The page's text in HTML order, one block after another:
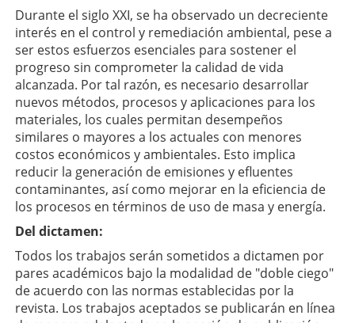
Durante el siglo XXI, se ha observado un decreciente
interés en el control y remediación ambiental, pese a
ser estos esfuerzos esenciales para sostener el
progreso sin comprometer la calidad de vida
alcanzada. Por tal razón, es necesario desarrollar
nuevos métodos, procesos y aplicaciones para los
materiales, los cuales permitan desempeños
similares o mayores a los actuales con menores
costos económicos y ambientales. Esto implica
reducir la generación de emisiones y efluentes
contaminantes, así como mejorar en la eficiencia de
los procesos en términos de uso de masa y energía.
Del dictamen:
Todos los trabajos serán sometidos a dictamen por
pares académicos bajo la modalidad de "doble ciego"
de acuerdo con las normas establecidas por la
revista. Los trabajos aceptados se publicarán en línea